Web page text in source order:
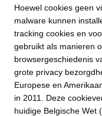
Hoewel cookies geen
malware kunnen
tracking cookies en
gebruikt als manieren
browsergeschiedenis
grote privacy
Europese en
in 2011. Deze
huidige Belgische Wet